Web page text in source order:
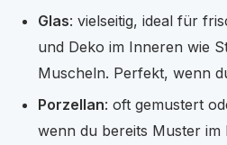
Glas: vielseitig, ideal für
und Deko im Inneren wie
Muscheln. Perfekt, wenn
Porzellan: oft gemustert
wenn du bereits Muster im